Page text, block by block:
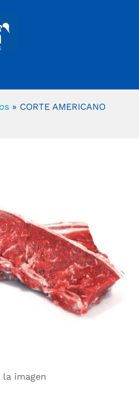
» CORTE AMERICANO
la imagen